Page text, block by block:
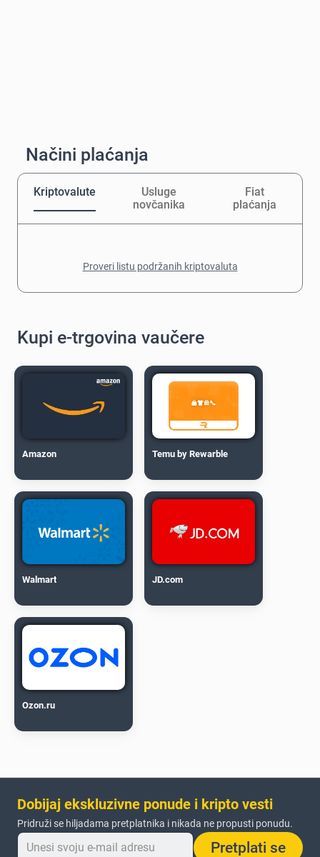
Načini plaćanja
Kriptovalute
Usluge
novčanika
Fiat
plaćanja
Proveri listu podržanih kriptovaluta
Kupi e-trgovina vaučere
Amazon Temu by Rewarble
Walmart JD.com
Ozon.ru
Dobijaj ekskluzivne ponude i kripto vesti
Pridruži se hiljadama pretplatnika i nikada ne propusti ponudu.
Pretplati se